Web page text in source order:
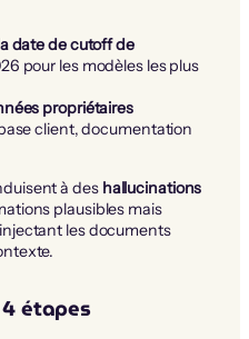
date de cutoff de
pour les modèles les plus
propriétaires
client, documentation
à des hallucinations
plausibles mais
les documents
étapes